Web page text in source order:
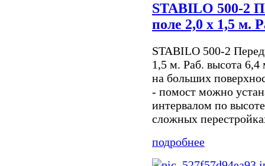
STABILO 500-2
поле 2,0 х 1,5 м.
STABILO 500-2
1,5 м. Раб. высота
на больших
- помост можно
интервалом по
сложных
подробнее